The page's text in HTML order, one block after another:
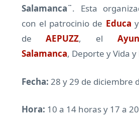
Salamanca¨. Esta
con el patrocinio de Educa
deAEPUZZ, el
Salamanca, Deporte y Vida y
Fecha: 28 y 29 de diciembre
Hora: 10 a 14 horas y 17 a